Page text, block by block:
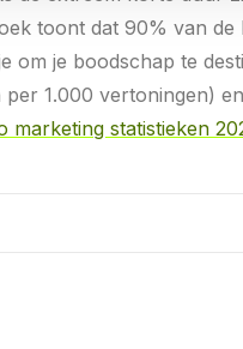
toont dat 90% van de
om je boodschap te
per 1.000 vertoningen)
marketing statistieken